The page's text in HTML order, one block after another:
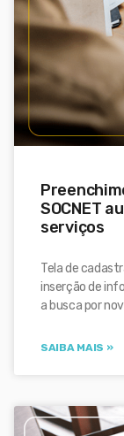
SOCNET
serviços
Tela de
inserção de
a busca por
SAIBA MAIS »